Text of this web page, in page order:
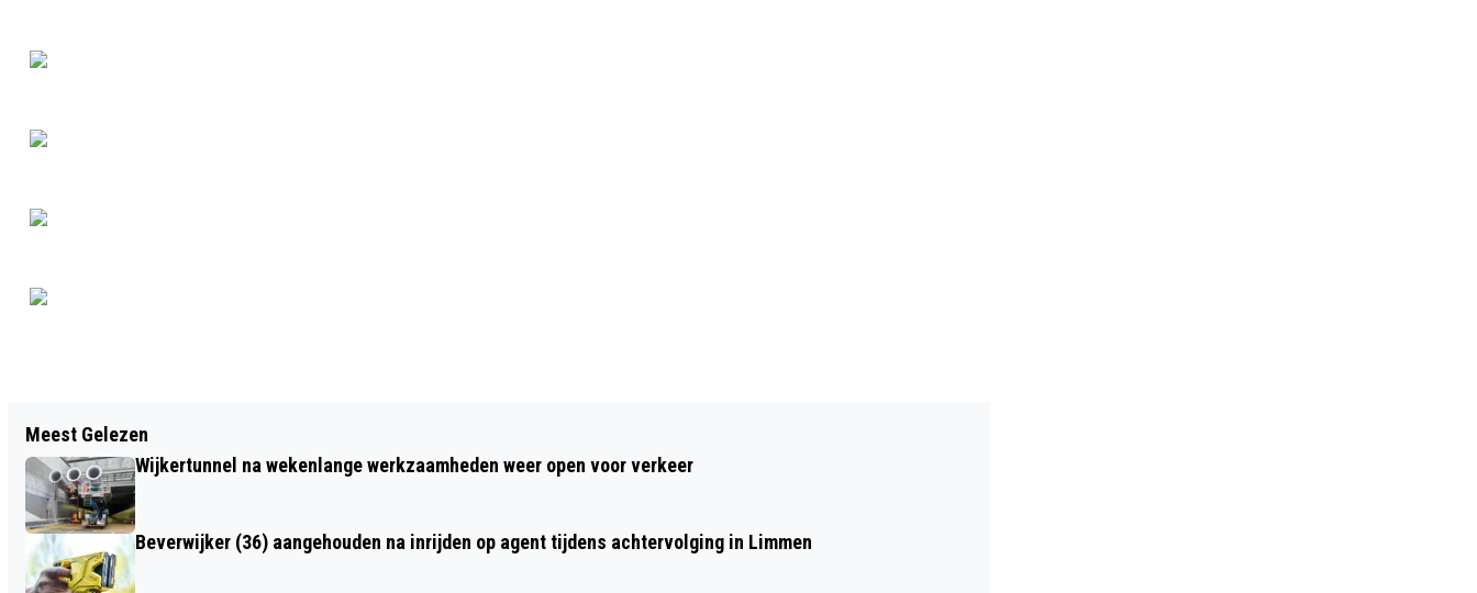
TWEE BEVERWIJKERS AANGEHOUDEN IN
ONDERZOEK NAAR ONLINE FRAUDE,
OPLICHTING EN WITWASSEN
AWARDS
Meest Gelezen
Wijkertunnel na wekenlange werkzaamheden weer open voor verkeer
Beverwijker (36) aangehouden na inrijden op agent tijdens achtervolging in Limmen